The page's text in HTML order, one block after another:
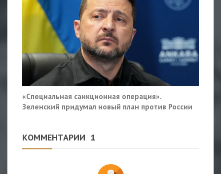
«Специальная санкционная операция».
Зеленский придумал новый план против России
КОММЕНТАРИИ 1